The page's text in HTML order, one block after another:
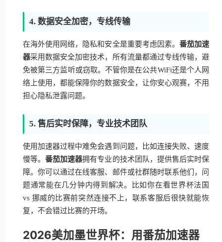
4. 数据安全加密，专线传输
在海外使用网络，隐私和安全是重要考虑因素。 番茄加速
器采用数据安全加密技术，所有流量都通过专线传输，避
免被第三方监听或窃取。不管你是在公共WiFi还是个人网
络上使用，都能保障你的数据安全，让你安心观赛，不用
担心隐私泄露问题。
5. 售后实时保障，专业技术团队
使用加速器过程中难免会遇到问题，比如连接失败、速度
慢等。番茄加速器拥有专业的技术团队，提供售后实时保
障。你可以通过在线客服、邮件或社群随时联系他们，问
题通常能在几分钟内得到解决。比如你在看世界杯法国
vs 挪威的比赛前突然连接不上，联系客服后很快就能恢
复，不会错过比赛的开场。
2026美加墨世界杯：用番茄加速器